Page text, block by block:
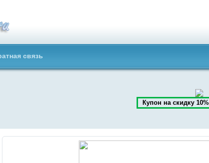
связь
Купон на скидку